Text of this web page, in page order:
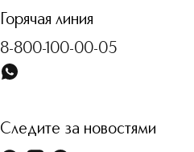
Горячая линия
8-800-100-00-05
Следите за новостями